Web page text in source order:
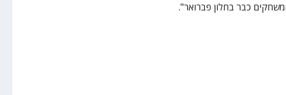
כבר בחלון פברואר".